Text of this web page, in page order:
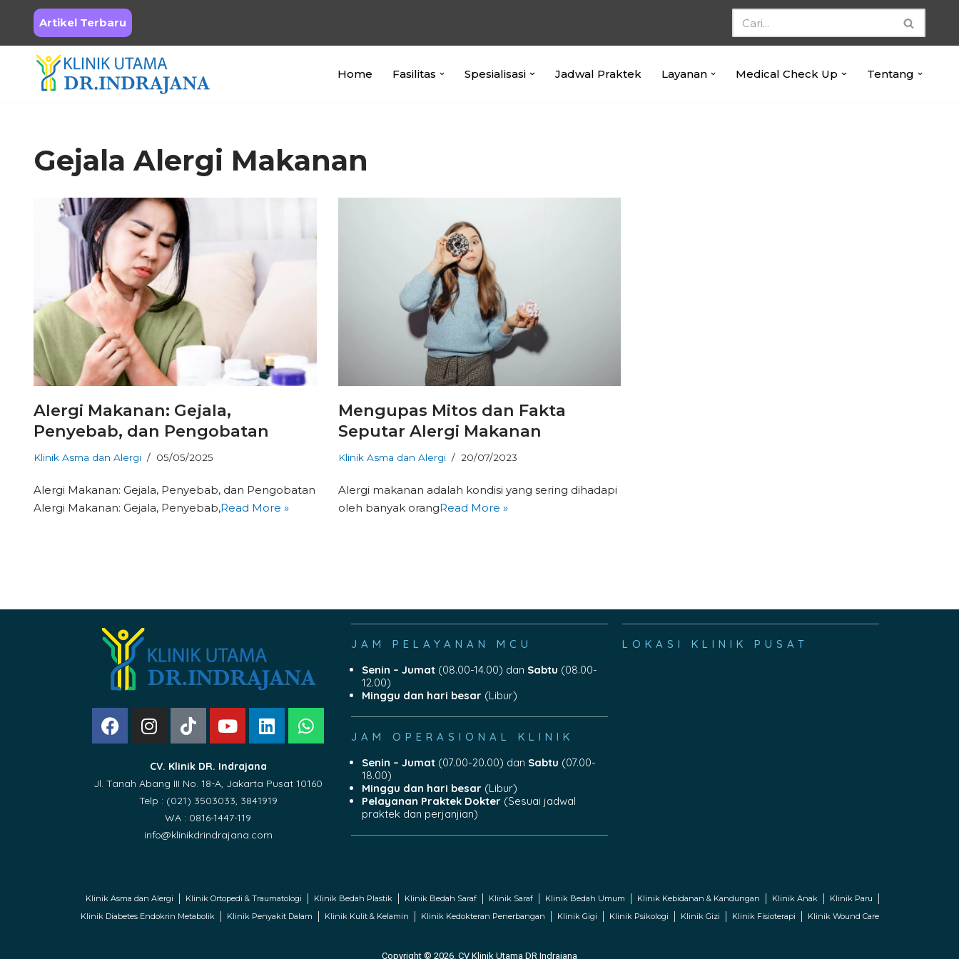
content
Artikel Terbaru
Home Fasilitas Spesialisasi Jadwal Praktek Layanan Medical Check Up Tentang
Gejala Alergi Makanan
Alergi Makanan: Gejala,
Penyebab, dan Pengobatan
Klinik Asma dan Alergi 05/05/2025
Alergi Makanan: Gejala, Penyebab, dan Pengobatan
Alergi Makanan: Gejala, Penyebab,Read More »
Mengupas Mitos dan Fakta
Seputar Alergi Makanan
Klinik Asma dan Alergi 20/07/2023
Alergi makanan adalah kondisi yang sering dihadapi
oleh banyak orangRead More »
CV. Klinik DR. Indrajana
Jl. Tanah Abang III No. 18-A, Jakarta Pusat 10160
Telp : (021) 3503033, 3841919
WA : 0816-1447-119
info@klinikdrindrajana.com
JAM PELAYANAN MCU
Senin – Jumat(08.00-14.00) dan Sabtu (08.00-
12.00)
Minggu dan hari besar(Libur)
JAM OPERASIONAL KLINIK
Senin – Jumat(07.00-20.00) dan Sabtu (07.00-
18.00)
Minggu dan hari besar(Libur)
Pelayanan Praktek Dokter(Sesuai jadwal
praktek dan perjanjian)
LOKASI KLINIK PUSAT
Klinik Asma dan Alergi Klinik Ortopedi & Traumatologi Klinik Bedah Plastik Klinik Bedah Saraf Klinik Saraf Klinik Bedah Umum Klinik Kebidanan & Kandungan Klinik Anak
Klinik Paru
Klinik Diabetes Endokrin Metabolik
Klinik Penyakit Dalam Klinik Kulit & Kelamin Klinik Kedokteran Penerbangan Klinik Gigi Klinik Psikologi Klinik Gizi Klinik Fisioterapi Klinik Wound Care
Copyright © 2026. CV Klinik Utama DR Indrajana